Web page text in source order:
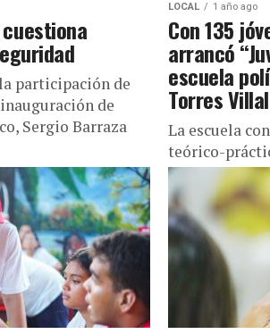
participación de
de
Sergio Barraza
LOCAL 1 año ago
Con 135
arrancó
escuela
Torres
La escuela
teórico-
sobre
proyectos